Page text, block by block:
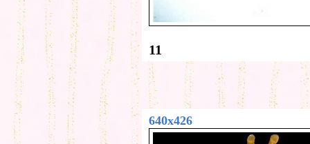
11
640x426